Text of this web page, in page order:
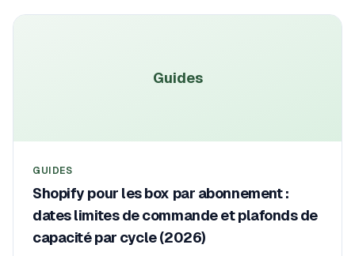
Guides
GUIDES
Shopify pour les box par abonnement :
dates limites de commande et plafonds de
capacité par cycle (2026)